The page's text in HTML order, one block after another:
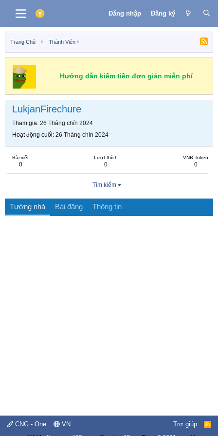
Đăng nhập Đăng ký
Trang Chủ Thành Viên
Hướng dẫn kiếm tiền đơn giản miễn phí
LukjanFirechure
Tham gia 26 Tháng chín 2024
Hoạt động cuối 26 Tháng chín 2024
Bài viết
0
Lượt thích
0
VNB Token
0
Tìm kiếm
Tường nhà Bài đăng Thông tin
CNG - One VN Trợ giúp
R